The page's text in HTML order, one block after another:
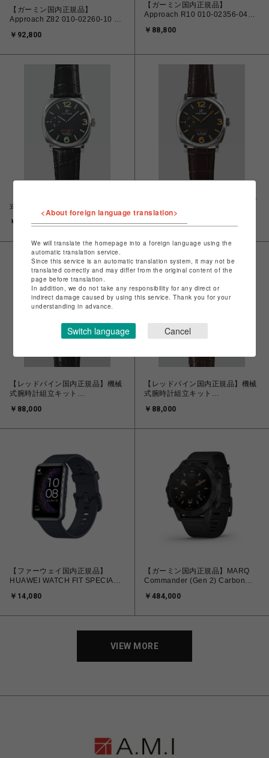
【ガーミン国内正規品】
Approach Z82 010-02260-10 レ
￥92,800
【ガーミン国内正規品】
Approach R10 010-02356-04
￥88,800
式腕時計組立キット
RP002BGRA
￥88,000
【レッドパイン国内正規品】機械
RP002BROA
￥88,000
【レッドパイン国内正規品】機械
式腕時計組立キット
￥88,000
【レッドパイン国内正規品】機械
式腕時計組立キット
￥88,000
【ファーウェイ国内正規品】
HUAWEI WATCH FIT SPECIAL
STIA-B39-BK
￥14,080
【ガーミン国内正規品】MARQ
Commander (Gen 2) Carbon
￥484,000
VIEW MORE
<About foreign language translation>
We will translate the homepage into a foreign language using the
automatic translation service.
Since this service is an automatic translation system, it may not be
translated correctly and may differ from the original content of the
page before translation.
In addition, we do not take any responsibility for any direct or
indirect damage caused by using this service. Thank you for your
understanding in advance.
Switch language Cancel